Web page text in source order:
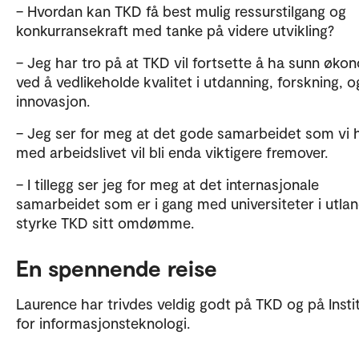
– Hvordan kan TKD få best mulig ressurstilgang og
konkurransekraft med tanke på videre utvikling?
– Jeg har tro på at TKD vil fortsette å ha sunn
ved å vedlikeholde kvalitet i utdanning, forskning,
innovasjon.
– Jeg ser for meg at det gode samarbeidet som vi
med arbeidslivet vil bli enda viktigere fremover.
– I tillegg ser jeg for meg at det internasjonale
samarbeidet som er i gang med universiteter i
styrke TKD sitt omdømme.
En spennende reise
Laurence har trivdes veldig godt på TKD og på
for informasjonsteknologi.